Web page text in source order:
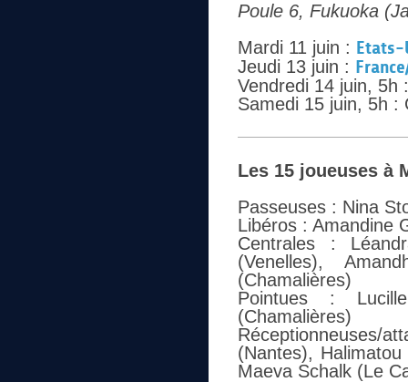
Poule 6, Fukuoka
Mardi 11 juin : Etats-
Jeudi 13 juin :
Vendredi 14 juin, 5h
Samedi 15 juin, 5h :
Les 15 joueuses à
Passeuses : Nina
Libéros : Amandine
Centrales :
(Venelles),
(Chamalières)
Pointues :
(Chamalières)
Réceptionneuses/
(Nantes),
Maeva Schalk (Le